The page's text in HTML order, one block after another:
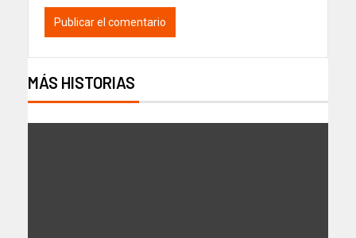
MÁS HISTORIAS